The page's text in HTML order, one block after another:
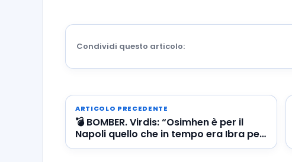
Condividi questo articolo:
ARTICOLO PRECEDENTE
💣 BOMBER. Virdis: “Osimhen è per il
Napoli quello che in tempo era Ibra per
il Milan”